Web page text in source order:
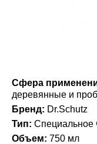
Сфера
деревянные и
Бренд: Dr.Schutz
Тип: Специальное
Объем: 750 мл